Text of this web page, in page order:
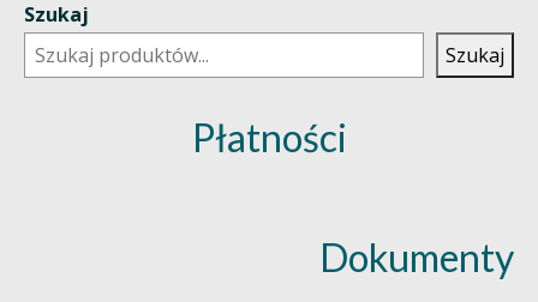
Szukaj
Szukaj
Płatności
Dokumenty